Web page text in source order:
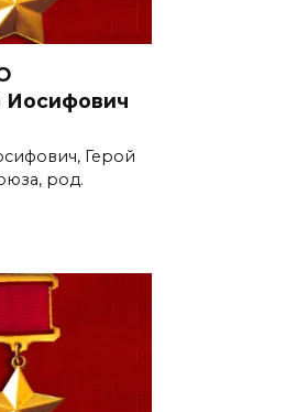
Иосифович
Герой
род.